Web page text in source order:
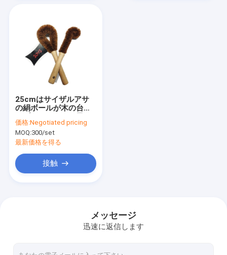
25cmはサイザルアサ
の絹ボールが木の台所
ためのブラシをごしご
し洗う
価格:Negotiated pricing
MOQ:300/set
最新価格を得る
接触
メッセージ
迅速に返信します